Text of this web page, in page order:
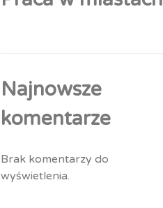
Najnowsze
komentarze
Brak komentarzy do
wyświetlenia.